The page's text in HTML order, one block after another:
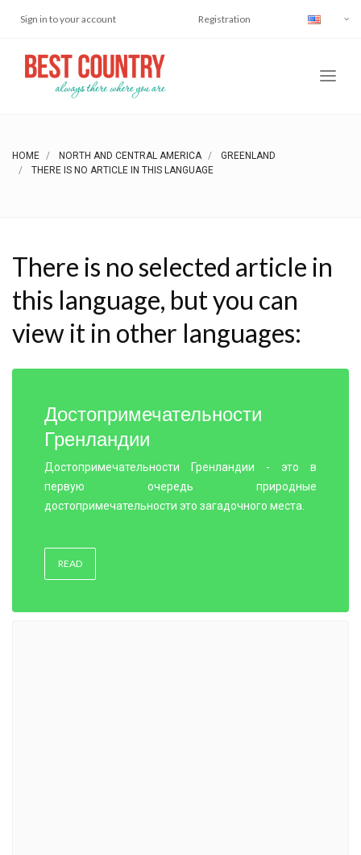
Sign in to your account Registration
HOME NORTH AND CENTRAL AMERICA
GREENLAND
THERE IS NO ARTICLE IN THIS LANGUAGE
There is no selected article in
this language, but you can
view it in other languages:
Достопримечательности
Гренландии
Достопримечательности Гренландии - это в
первую очередь природные
достопримечательности это загадочного места.
READ